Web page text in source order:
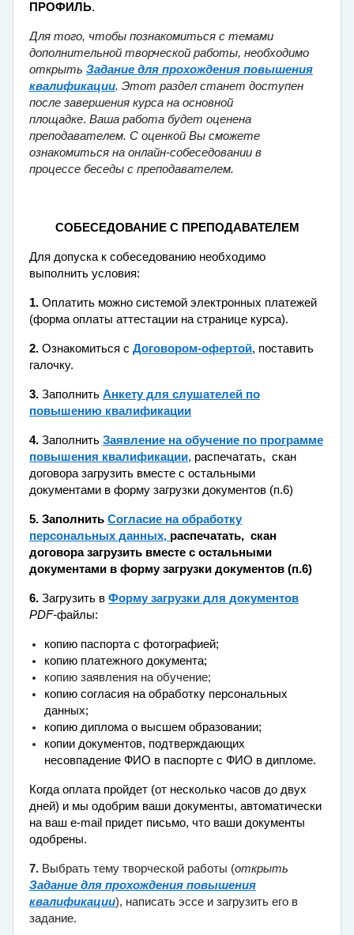
ПРОФИЛЬ.
Для того, чтобы познакомиться с темами
дополнительной творческой работы, необходимо
открыть Задание для прохождения повышения
квалификации. Этот раздел станет доступен
после завершения курса на основной
площадке. Ваша работа будет оценена
преподавателем. С оценкой Вы сможете
ознакомиться на онлайн-собеседовании в
процессе беседы с преподавателем.
СОБЕСЕДОВАНИЕ С ПРЕПОДАВАТЕЛЕМ
Для допуска к собеседованию необходимо
выполнить условия:
1. Оплатить можно системой электронных платежей
(форма оплаты аттестации на странице курса).
2. Ознакомиться с Договором-офертой, поставить
галочку.
3. Заполнить Анкету для слушателей по
повышению квалификации
4. Заполнить Заявление на обучение по программе
повышения квалификации, распечатать, скан
договора загрузить вместе с остальными
документами в форму загрузки документов (п.6)
5. Заполнить Согласие на обработку
персональных данных, распечатать, скан
договора загрузить вместе с остальными
документами в форму загрузки документов (п.6)
6. Загрузить в Форму загрузки для документов
PDF-файлы:
копию паспорта с фотографией;
копию платежного документа;
копию заявления на обучение;
копию согласия на обработку персональных
данных;
копию диплома о высшем образовании;
копии документов, подтверждающих
несовпадение ФИО в паспорте с ФИО в дипломе.
Когда оплата пройдет (от несколько часов до двух
дней) и мы одобрим ваши документы, автоматически
на ваш e-mail придет письмо, что ваши документы
одобрены.
7. Выбрать тему творческой работы (открыть
Задание для прохождения повышения
квалификации), написать эссе и загрузить его в
задание.